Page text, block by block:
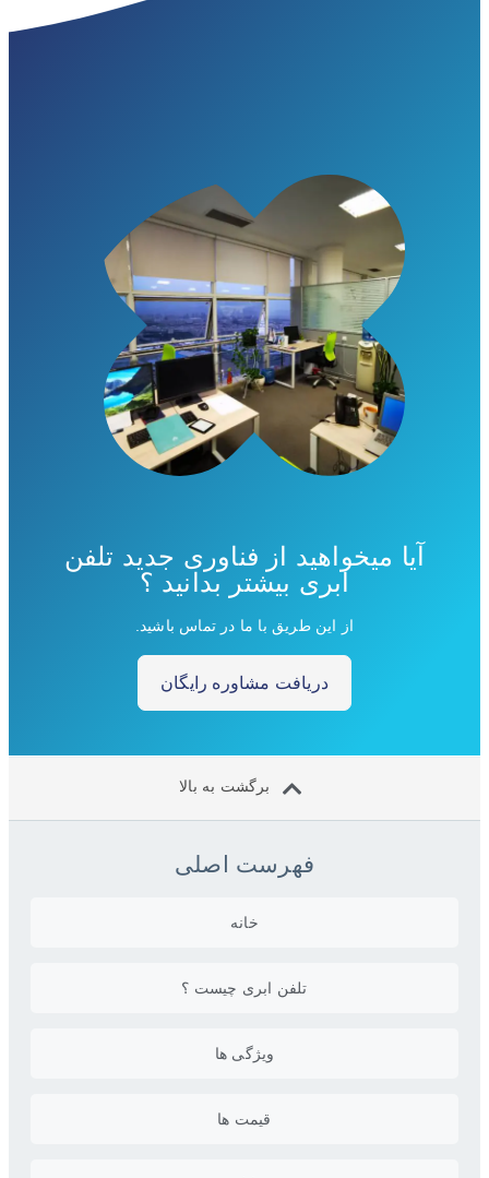
آیا میخواهید از فناوری جدید تلفن
ابری بیشتر بدانید ؟
از این طریق با ما در تماس باشید.
دریافت مشاوره رایگان
برگشت به بالا
فهرست اصلی
خانه
تلفن ابری چیست ؟
ویژگی ها
قیمت ها